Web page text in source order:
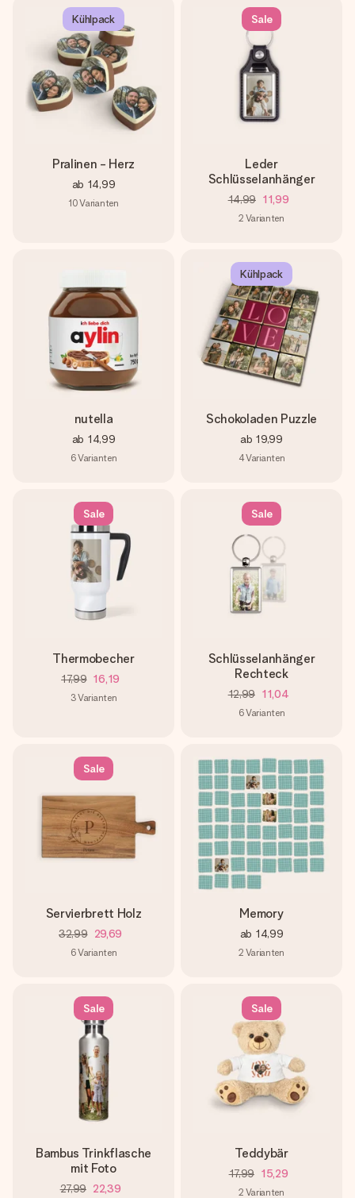
Kühlpack
Pralinen - Herz
ab 14,99
10Varianten
Sale
Leder
Schlüsselanhänger
14,99 11,99
2 Varianten
nutella
ab 14,99
6Varianten
Kühlpack
Schokoladen Puzzle
ab 19,99
4Varianten
Sale
Thermobecher
17,99 16,19
3Varianten
Sale
Schlüsselanhänger
Rechteck
12,99 11,04
6Varianten
Sale
Servierbrett Holz
32,99 29,69
6Varianten
Memory
ab 14,99
2 Varianten
Sale
Bambus Trinkflasche
mit Foto
27,99 22,39
Sale
Teddybär
17,99 15,29
2 Varianten